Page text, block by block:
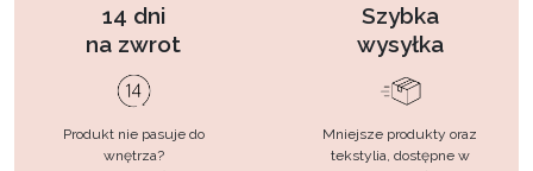
14 dni
na zwrot
Produkt nie pasuje do
wnętrza?
Szybka
wysyłka
Mniejsze produkty oraz
tekstylia, dostępne w